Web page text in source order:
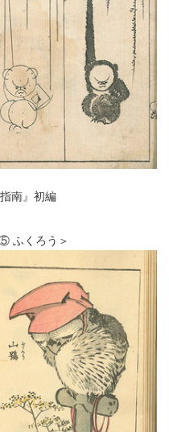
指南』初編
ふくろう＞